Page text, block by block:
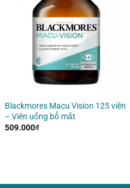
Blackmores Macu Vision 125 viên
– Viên uống bổ mắt
509.000₫